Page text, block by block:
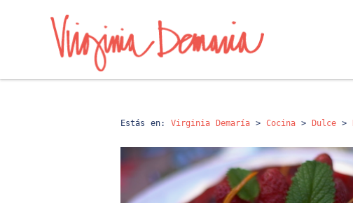
Estás en: Virginia Demaría > Cocina > Dulce >